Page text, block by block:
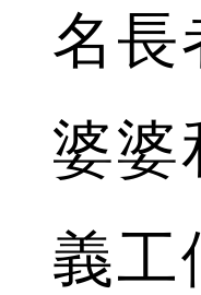
名長
婆婆
義工